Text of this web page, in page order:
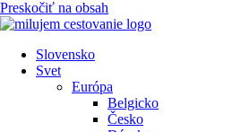
Preskočiť na obsah
Slovensko
Svet
Európa
Belgicko
Česko